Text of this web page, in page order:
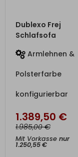
ZUM PRODUKT
Dublexo Frej
Schlafsofa
Armlehnen &
Polsterfarbe
konfigurierbar
1.389,50 €
1.985,00€
Mit Vorkasse nur
1.250,55€